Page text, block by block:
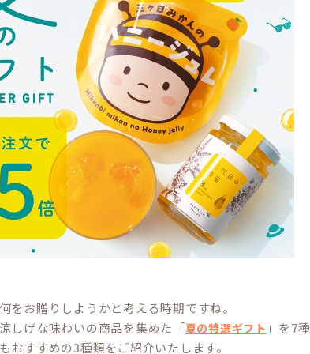
をお贈りしようかと考える時期ですね。
しげな味わいの商品を集めた「夏の特選ギフト 」を7
おすすめの3種類をご紹介いたします。